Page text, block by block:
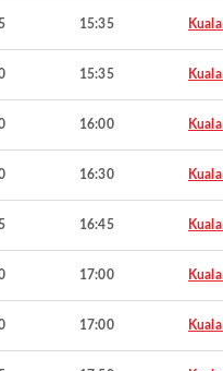
15:35
15:35
16:00
16:30
16:45
17:00
17:00